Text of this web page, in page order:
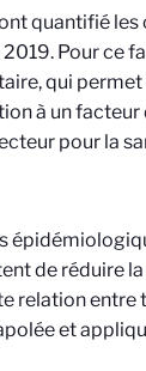
quantifié
Pour ce
qui
à un
pour la
de réduire
relation
et